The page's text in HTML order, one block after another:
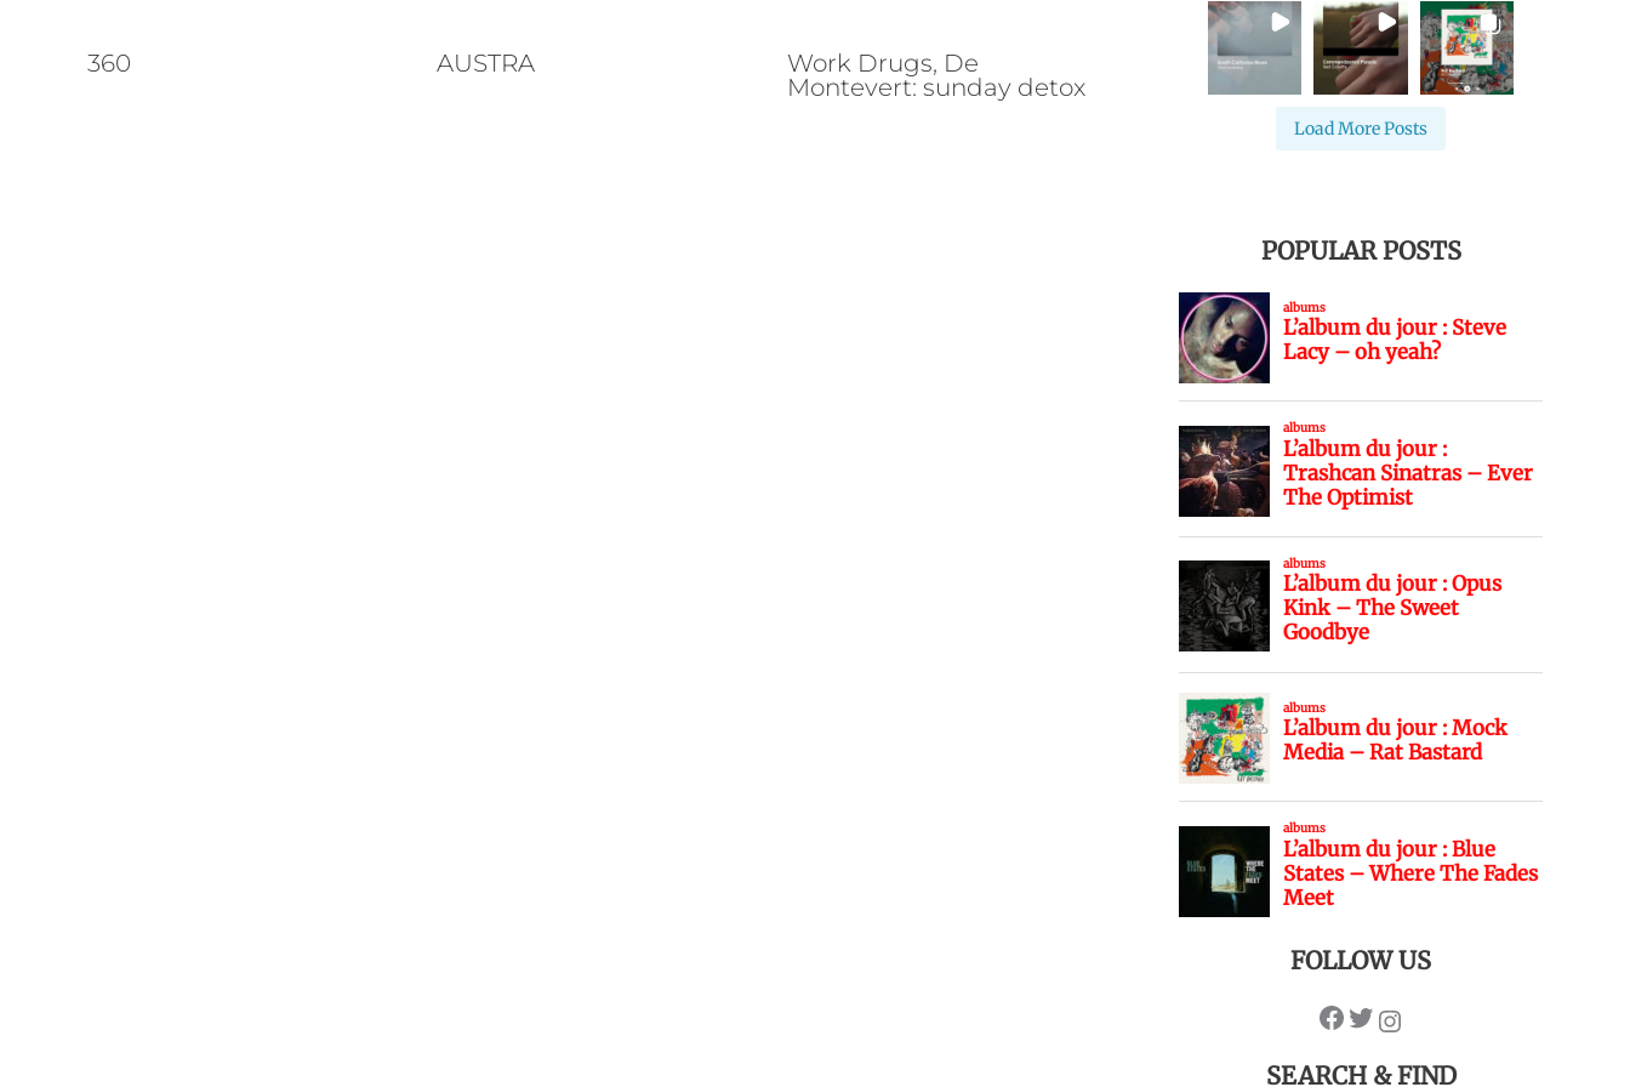
360 AUSTRA
Work Drugs, De
Montevert: sunday detox
Load More Posts
POPULAR POSTS
FOLLOW US
SEARCH & FIND